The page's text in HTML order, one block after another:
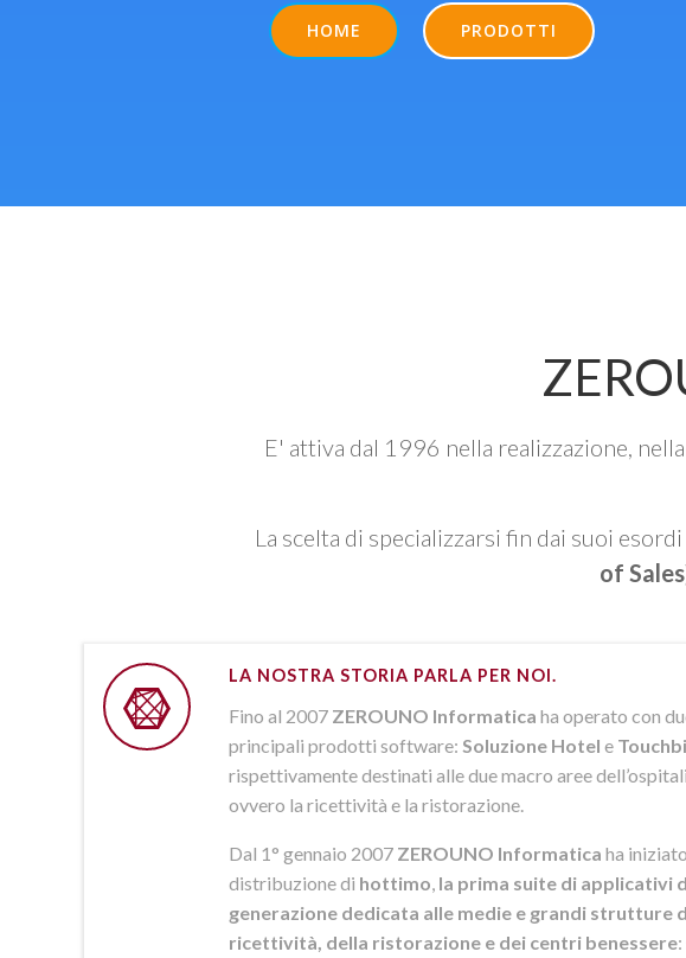
HOME PRODOTTI
E' attiva dal 1996 nella realizzazione,
La scelta di specializzarsi fin dai suoi
of Sales
LA NOSTRA STORIA PARLA PER NOI.
Fino al 2007 ZEROUNO Informatica ha operato con
principali prodotti software: Soluzione Hotel e
rispettivamente destinati alle due macro aree
ovvero la ricettività e la ristorazione.
Dal 1° gennaio 2007 ZEROUNO Informatica ha
distribuzione di hottimo la prima suite di applicativi
generazione dedicata alle medie e grandi strutture
ricettività, della ristorazione e dei centri benessere